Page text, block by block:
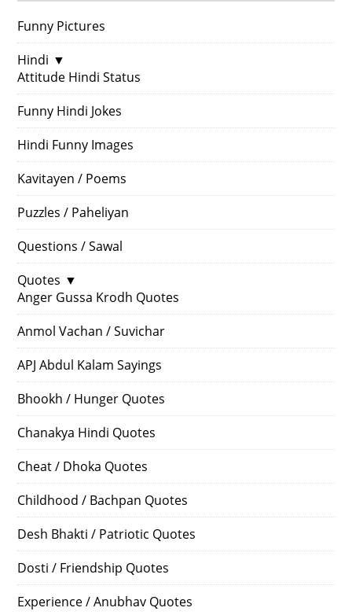
Funny Pictures
Hindi ▼
Attitude Hindi Status
Funny Hindi Jokes
Hindi Funny Images
Kavitayen / Poems
Puzzles / Paheliyan
Questions / Sawal
Quotes ▼
Anger Gussa Krodh Quotes
Anmol Vachan / Suvichar
APJ Abdul Kalam Sayings
Bhookh / Hunger Quotes
Chanakya Hindi Quotes
Cheat / Dhoka Quotes
Childhood / Bachpan Quotes
Desh Bhakti / Patriotic Quotes
Dosti / Friendship Quotes
Experience / Anubhav Quotes